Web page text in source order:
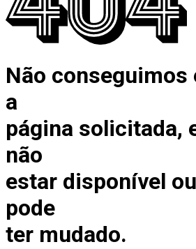
Não conseguimos
a
página solicitada,
não
estar disponível
pode
ter mudado.